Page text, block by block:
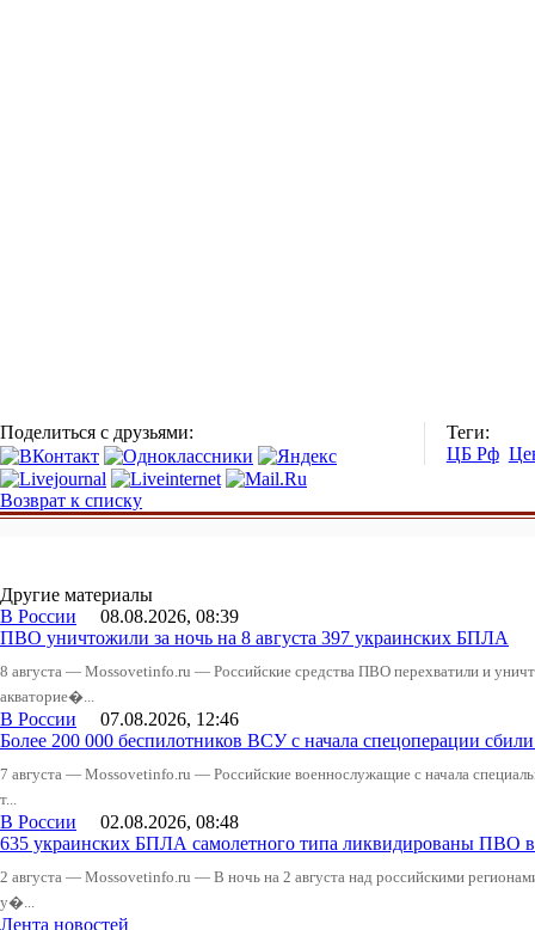
Поделиться с друзьями:
Теги:
ЦБ Рф
Возврат к списку
Другие материалы
В России 08.08.2026, 08:39
ПВО уничтожили за ночь на 8 августа 397 украинских БПЛА
8 августа — Mossovetinfo.ru — Российские средства ПВО перехватили и
акваторие�...
В России 07.08.2026, 12:46
Более 200 000 беспилотников ВСУ с начала спецоперации
7 августа — Mossovetinfo.ru — Российские военнослужащие с начала
т...
В России 02.08.2026, 08:48
635 украинских БПЛА самолетного типа ликвидированы ПВО
2 августа — Mossovetinfo.ru — В ночь на 2 августа над российскими
у�...
Лента новостей